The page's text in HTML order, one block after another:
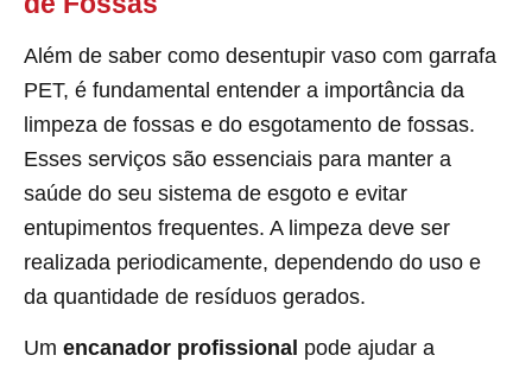
Além de saber como desentupir vaso com garrafa
PET, é fundamental entender a importância da
limpeza de fossas e do esgotamento de fossas.
Esses serviços são essenciais para manter a
saúde do seu sistema de esgoto e evitar
entupimentos frequentes. A limpeza deve ser
realizada periodicamente, dependendo do uso e
da quantidade de resíduos gerados.
Um encanador profissional pode ajudar a